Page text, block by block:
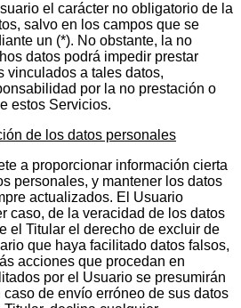
el carácter no obligatorio de la
salvo en los campos que se
un (*). No obstante, la no
datos podrá impedir prestar
vinculados a tales datos,
por la no prestación o
estos Servicios.
de los datos personales
a proporcionar información cierta
personales, y mantener los datos
actualizados. El Usuario
caso, de la veracidad de los datos
el Titular el derecho de excluir de
que haya facilitado datos falsos,
acciones que procedan en
por el Usuario se presumirán
de envío erróneo de sus datos